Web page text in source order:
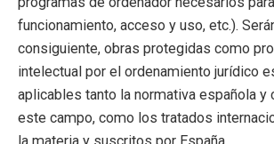
funcionamiento, acceso y uso, etc.).
consiguiente, obras protegidas como
intelectual por el ordenamiento jurídico
aplicables tanto la normativa española y
este campo, como los tratados